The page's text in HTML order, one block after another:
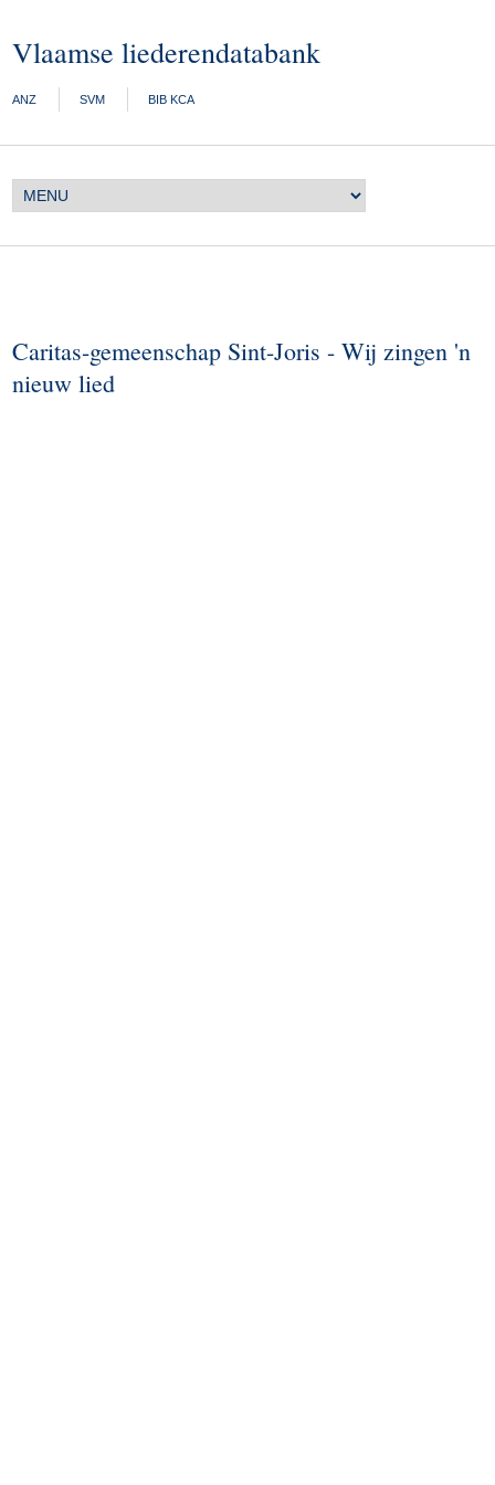
Vlaamse liederendatabank
ANZ SVM BIB KCA
Caritas-gemeenschap Sint-Joris - Wij zingen 'n
nieuw lied